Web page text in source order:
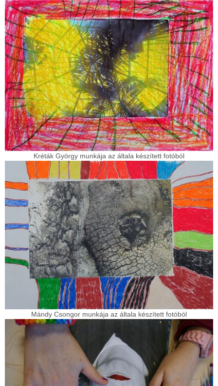
Kréták György munkája az általa készített fotóból
Mándy Csongor munkája az általa készített fotóból